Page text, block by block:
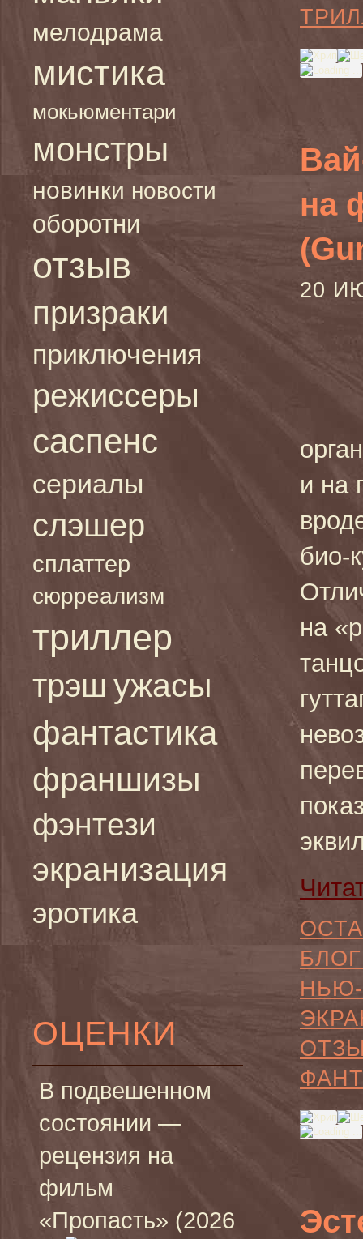
мелодрама
мистика
мокьюментари
монстры
новинки новости
оборотни
отзыв
призраки
приключения
режиссеры
саспенс
сериалы
слэшер
сплаттер
сюрреализм
триллер
трэш ужасы
фантастика
франшизы
фэнтези
экранизация
эротика
ОЦЕНКИ
В подвешенном
состоянии —
рецензия на
фильм
«Пропасть» (2026
на
20
и на
био-
на
БЛОГ